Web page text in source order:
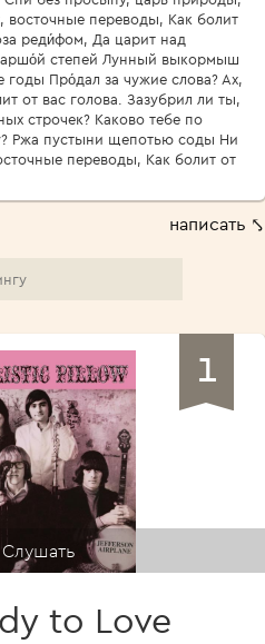
восточные переводы, Как болит
степей Лунный выкормыш
Про́дал за чужие слова? Ах,
Зазубрил ли ты,
строчек? Каково тебе по
Ржа пустыни щепотью соды Ни
переводы, Как болит от
написать ⤣
1
Слушать
to Love